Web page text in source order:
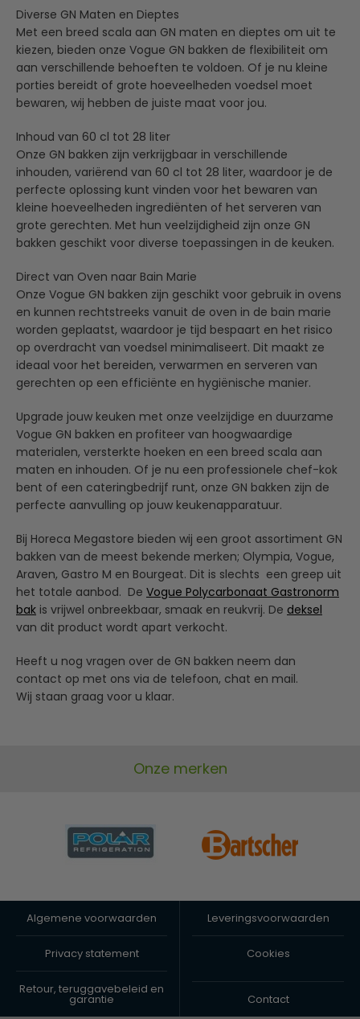
Diverse GN Maten en Dieptes
Met een breed scala aan GN maten en dieptes om uit te
kiezen, bieden onze Vogue GN bakken de flexibiliteit om
aan verschillende behoeften te voldoen. Of je nu kleine
porties bereidt of grote hoeveelheden voedsel moet
bewaren, wij hebben de juiste maat voor jou.
Inhoud van 60 cl tot 28 liter
Onze GN bakken zijn verkrijgbaar in verschillende
inhouden, variërend van 60 cl tot 28 liter, waardoor je de
perfecte oplossing kunt vinden voor het bewaren van
kleine hoeveelheden ingrediënten of het serveren van
grote gerechten. Met hun veelzijdigheid zijn onze GN
bakken geschikt voor diverse toepassingen in de keuken.
Direct van Oven naar Bain Marie
Onze Vogue GN bakken zijn geschikt voor gebruik in ovens
en kunnen rechtstreeks vanuit de oven in de bain marie
worden geplaatst, waardoor je tijd bespaart en het risico
op overdracht van voedsel minimaliseert. Dit maakt ze
ideaal voor het bereiden, verwarmen en serveren van
gerechten op een efficiënte en hygiënische manier.
Upgrade jouw keuken met onze veelzijdige en duurzame
Vogue GN bakken en profiteer van hoogwaardige
materialen, versterkte hoeken en een breed scala aan
maten en inhouden. Of je nu een professionele chef-kok
bent of een cateringbedrijf runt, onze GN bakken zijn de
perfecte aanvulling op jouw keukenapparatuur.
Bij Horeca Megastore bieden wij een groot assortiment GN
bakken van de meest bekende merken; Olympia, Vogue,
Araven, Gastro M en Bourgeat. Dit is slechts een greep uit
het totale aanbod. De Vogue Polycarbonaat Gastronorm
bak is vrijwel onbreekbaar, smaak en reukvrij. De deksel
van dit product wordt apart verkocht.
Heeft u nog vragen over de GN bakken neem dan
contact op met ons via de telefoon, chat en mail.
Wij staan graag voor u klaar.
Onze merken
Algemene voorwaarden Leveringsvoorwaarden
Privacy statement Cookies
Retour, teruggavebeleid en
garantie Contact